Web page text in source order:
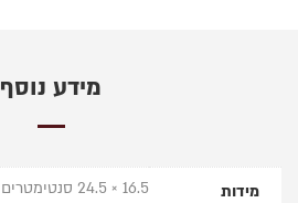
מידע נוסף
מידות 16.5 × 24.5 סנטימטרים